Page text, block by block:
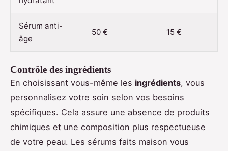
Sérum anti-
âge
50 € 15 €
Contrôle des ingrédients
En choisissant vous-même les ingrédients, vous
personnalisez votre soin selon vos besoins
spécifiques. Cela assure une absence de produits
chimiques et une composition plus respectueuse
de votre peau. Les sérums faits maison vous